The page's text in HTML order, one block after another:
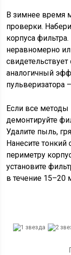
В зимнее время
проверки.
корпуса фильтра.
неравномерно
аналогичный
пульверизатора
Если все методы
демонтируйте
Удалите пыль,
Нанесите тонкий
периметру
установите
в течение 15–20